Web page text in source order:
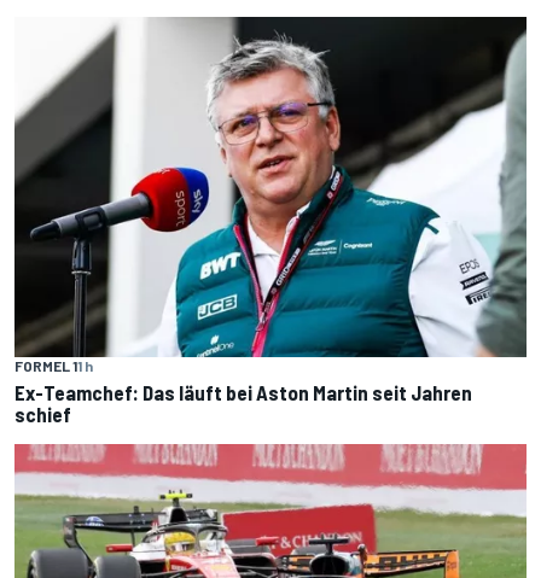
FORMEL 11 h
Ex-Teamchef: Das läuft bei Aston Martin seit Jahren
schief